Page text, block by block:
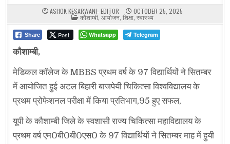
ASHOK KESARWANI- EDITOR OCTOBER 25, 2025
POSTED
IN
कौशाम्बी आयोजन शिक्षा स्वास्थ्य
Share Post Whatsapp Telegram
कौशाम्बी,
मेडिकल कॉलेज के MBBS प्रथम वर्ष के 97 विद्यार्थियों ने सितम्बर
में आयोजित हुई अटल बिहारी बाजपेयी चिकित्सा विश्वविद्यालय के
प्रथम प्रोफेशनल परीक्षा में किया प्रतिभाग,95 हुए सफल,
यूपी के कौशाम्बी जिले के स्वशासी राज्य चिकित्सा महाविद्यालय के
प्रथम वर्ष एम0बी0बी0एस0 के 97 विद्यार्थियों ने सितम्बर माह में हुयी